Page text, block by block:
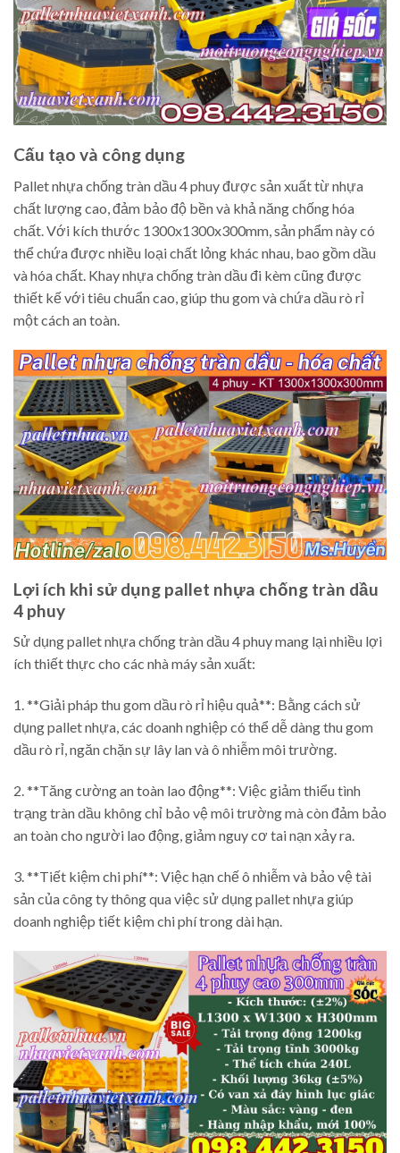
Cấu tạo và công dụng
Pallet nhựa chống tràn dầu 4 phuy được sản xuất từ nhựa
chất lượng cao, đảm bảo độ bền và khả năng chống hóa
chất. Với kích thước 1300x1300x300mm, sản phẩm này có
thể chứa được nhiều loại chất lỏng khác nhau, bao gồm dầu
và hóa chất. Khay nhựa chống tràn dầu đi kèm cũng được
thiết kế với tiêu chuẩn cao, giúp thu gom và chứa dầu rò rỉ
một cách an toàn.
Lợi ích khi sử dụng pallet nhựa chống tràn dầu
4 phuy
Sử dụng pallet nhựa chống tràn dầu 4 phuy mang lại nhiều lợi
ích thiết thực cho các nhà máy sản xuất:
1. **Giải pháp thu gom dầu rò rỉ hiệu quả**: Bằng cách sử
dụng pallet nhựa, các doanh nghiệp có thể dễ dàng thu gom
dầu rò rỉ, ngăn chặn sự lây lan và ô nhiễm môi trường.
2. **Tăng cường an toàn lao động**: Việc giảm thiểu tình
trạng tràn dầu không chỉ bảo vệ môi trường mà còn đảm bảo
an toàn cho người lao động, giảm nguy cơ tai nạn xảy ra.
3. **Tiết kiệm chi phí**: Việc hạn chế ô nhiễm và bảo vệ tài
sản của công ty thông qua việc sử dụng pallet nhựa giúp
doanh nghiệp tiết kiệm chi phí trong dài hạn.